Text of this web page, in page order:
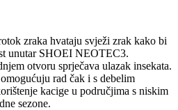
zraka hvataju svježi zrak kako bi
unutar SHOEI NEOTEC3.
otvoru sprječava ulazak insekata.
rad čak i s debelim
kacige u područjima s niskim
sezone.